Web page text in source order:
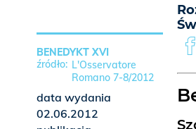
BENEDYKT XVI
L'Osservatore
Romano 7-8/2012
data wydania
02.06.2012